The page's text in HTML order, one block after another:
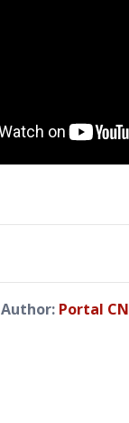
Author: Portal